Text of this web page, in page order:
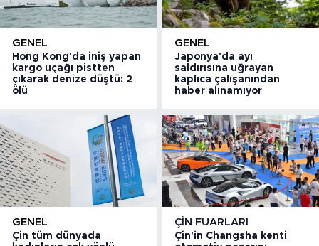
GENEL
Hong Kong'da iniş yapan
kargo uçağı pistten
çıkarak denize düştü: 2
ölü
GENEL
Japonya'da ayı
saldırısına uğrayan
kaplıca çalışanından
haber alınamıyor
GENEL
Çin tüm dünyada
ÇIN FUARLARI
Çin'in Changsha kenti